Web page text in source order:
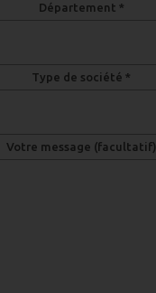
Département *
Type de société *
Votre message (facultatif)